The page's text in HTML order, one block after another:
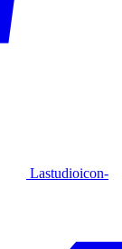
Lastudioicon-